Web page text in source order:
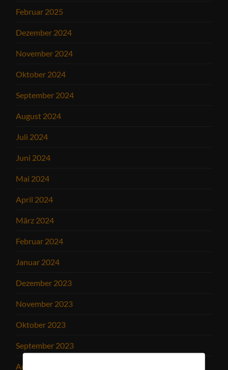
Februar 2025
Dezember 2024
November 2024
Oktober 2024
September 2024
August 2024
Juli 2024
Juni 2024
Mai 2024
April 2024
März 2024
Februar 2024
Januar 2024
Dezember 2023
November 2023
Oktober 2023
September 2023
August 2023